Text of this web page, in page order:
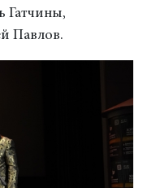
Гатчины,
Павлов.